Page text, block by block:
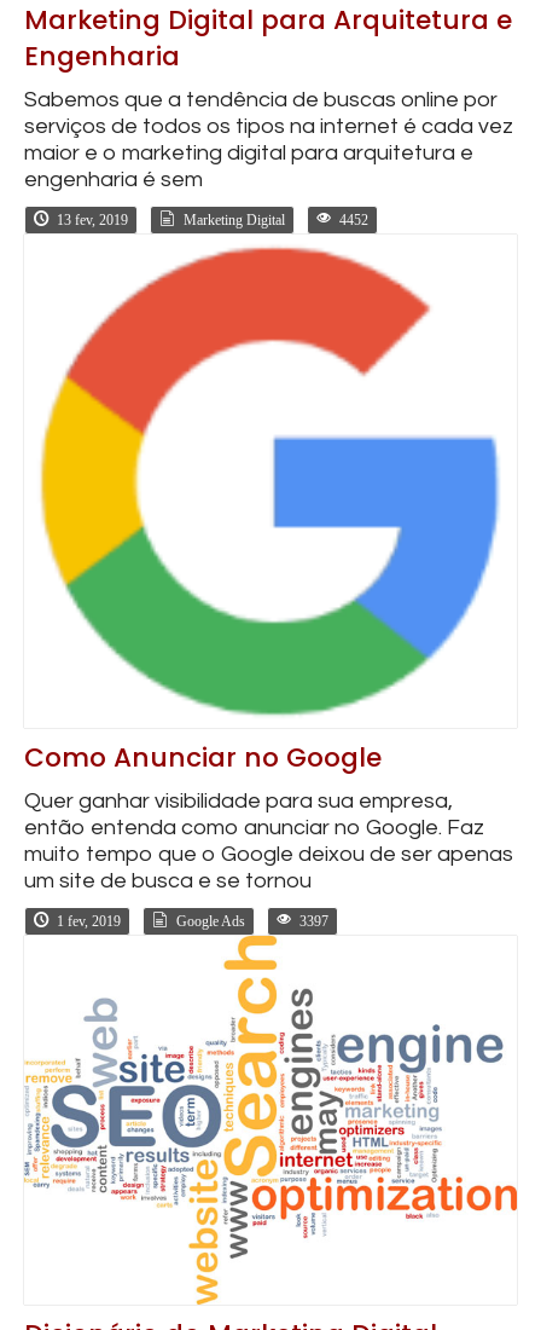
Marketing Digital para Arquitetura e
Engenharia
Sabemos que a tendência de buscas online por
serviços de todos os tipos na internet é cada vez
maior e o marketing digital para arquitetura e
engenharia é sem
13 fev, 2019 Marketing Digital 4452
Como Anunciar no Google
Quer ganhar visibilidade para sua empresa,
então entenda como anunciar no Google. Faz
muito tempo que o Google deixou de ser apenas
um site de busca e se tornou
1 fev, 2019 Google Ads 3397